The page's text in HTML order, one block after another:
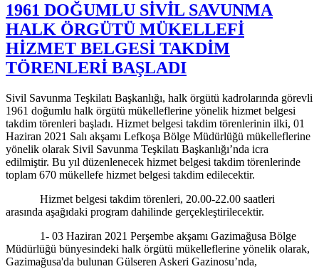
1961 DOĞUMLU SİVİL SAVUNMA
HALK ÖRGÜTÜ MÜKELLEFİ
HİZMET BELGESİ TAKDİM
TÖRENLERİ BAŞLADI
Sivil Savunma Teşkilatı Başkanlığı, halk örgütü kadrolarında görevli
1961 doğumlu halk örgütü mükelleflerine yönelik hizmet belgesi
takdim törenleri başladı. Hizmet belgesi takdim törenlerinin ilki, 01
Haziran 2021 Salı akşamı Lefkoşa Bölge Müdürlüğü mükelleflerine
yönelik olarak Sivil Savunma Teşkilatı Başkanlığı’nda icra
edilmiştir. Bu yıl düzenlenecek hizmet belgesi takdim törenlerinde
toplam 670 mükellefe hizmet belgesi takdim edilecektir.
Hizmet belgesi takdim törenleri, 20.00-22.00 saatleri
arasında aşağıdaki program dahilinde gerçekleştirilecektir.
1- 03 Haziran 2021 Perşembe akşamı Gazimağusa Bölge
Müdürlüğü bünyesindeki halk örgütü mükelleflerine yönelik olarak,
Gazimağusa'da bulunan Gülseren Askeri Gazinosu’nda,